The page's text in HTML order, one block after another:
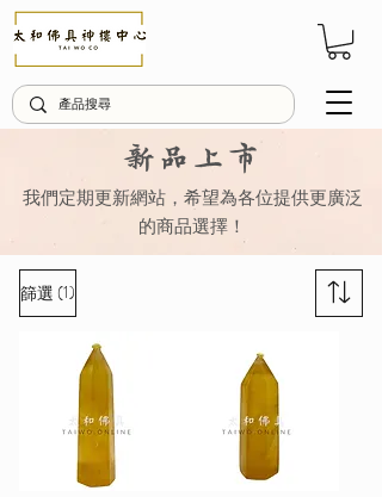
新品上市
我們定期更新網站，希望為各位提供更廣泛
的商品選擇！
篩選 (1)